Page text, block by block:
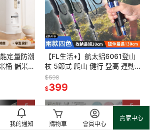
我的通知 購物車 會員中心
賣家中心
定量防潮
桶 儲米箱
料桶 密
【FL生活+】航太鋁6061登山
杖 5節式 爬山 健行 登高 運動
旅遊
$598
$399
6
折
5